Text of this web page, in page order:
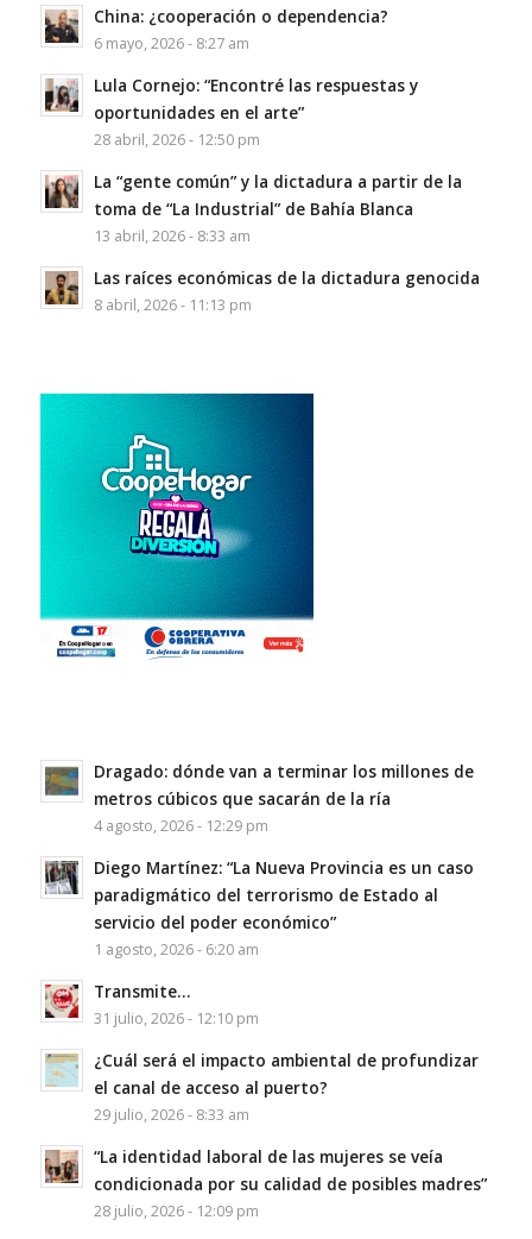
China: ¿cooperación o dependencia?
6 mayo, 2026 - 8:27 am
Lula Cornejo: “Encontré las respuestas y
oportunidades en el arte”
28 abril, 2026 - 12:50 pm
La “gente común” y la dictadura a partir de la
toma de “La Industrial” de Bahía Blanca
13 abril, 2026 - 8:33 am
Las raíces económicas de la dictadura genocida
8 abril, 2026 - 11:13 pm
Dragado: dónde van a terminar los millones de
metros cúbicos que sacarán de la ría
4 agosto, 2026 - 12:29 pm
Diego Martínez: “La Nueva Provincia es un caso
paradigmático del terrorismo de Estado al
servicio del poder económico”
1 agosto, 2026 - 6:20 am
Transmite…
31 julio, 2026 - 12:10 pm
¿Cuál será el impacto ambiental de profundizar
el canal de acceso al puerto?
29 julio, 2026 - 8:33 am
“La identidad laboral de las mujeres se veía
condicionada por su calidad de posibles madres”
28 julio, 2026 - 12:09 pm